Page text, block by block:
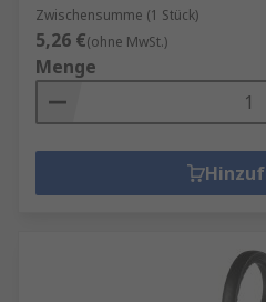
Zwischensumme (1 Stück)
5,26 €(ohne MwSt.)
Menge